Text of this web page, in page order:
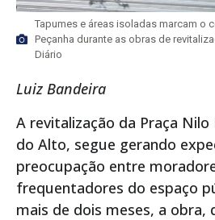
Tapumes e áreas isoladas marcam o
Peçanha durante as obras de
Diário
Luiz Bandeira
A revitalização da Praça Nilo
do Alto, segue gerando
preocupação entre
frequentadores do espaço
mais de dois meses, a obra,